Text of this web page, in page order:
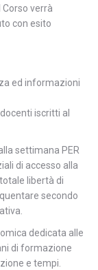
verrà
con esito
ed informazioni
iscritti al
settimana PER
di accesso alla
libertà di
secondo
dedicata alle
di formazione
e tempi.